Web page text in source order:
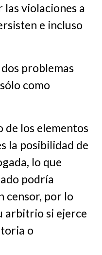
violaciones a
e incluso
problemas
como
de los elementos
la posibilidad de
lo que
podría
censor, por lo
arbitrio si ejerce
o